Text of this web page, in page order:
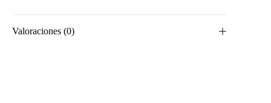
Valoraciones (0)